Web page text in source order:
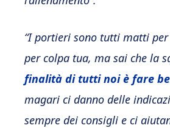
“I portieri sono tutti matti
per colpa tua, ma sai che la
finalità di tutti noi è fare
magari ci danno delle
sempre dei consigli e ci